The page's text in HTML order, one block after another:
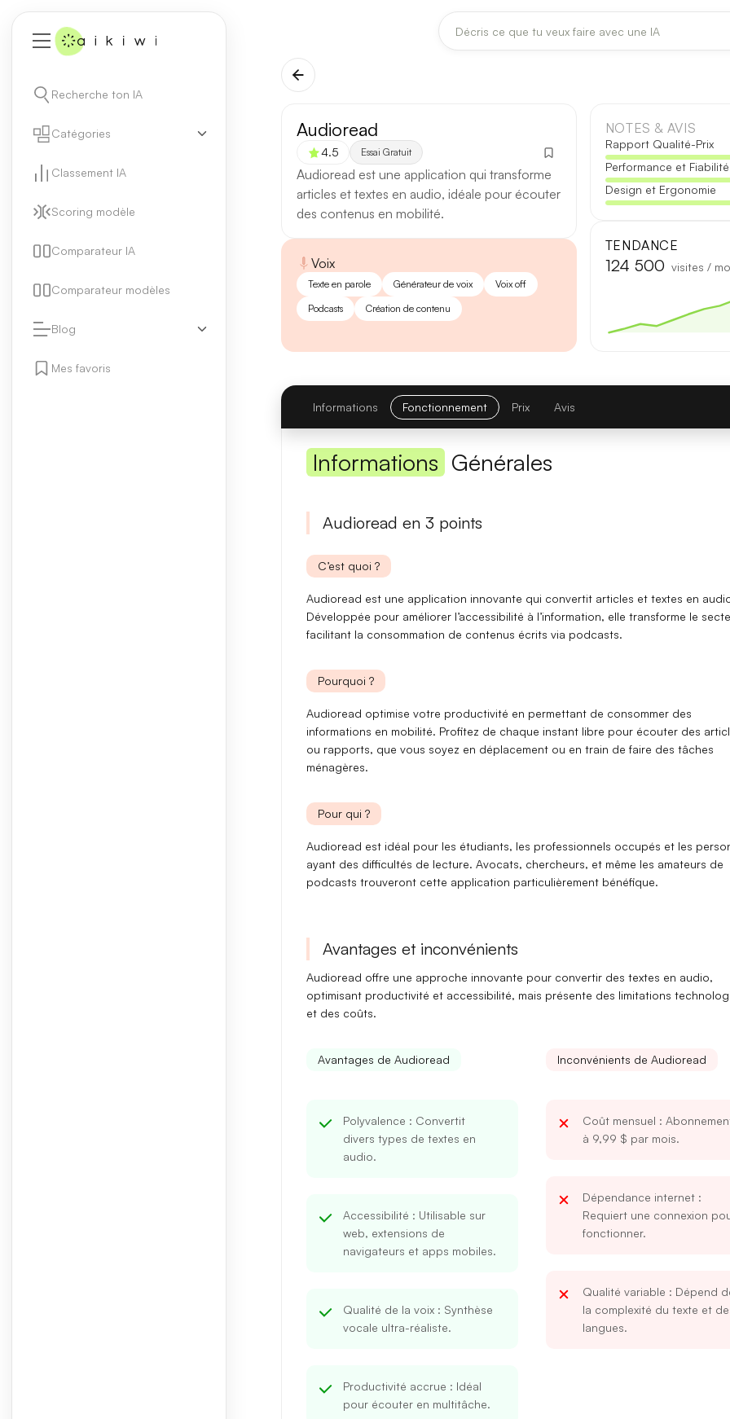
Recherche ton IA
Catégories
Classement IA
Scoring modèle
Comparateur IA
Comparateur modèles
Blog
Mes favoris
[TEST] Claude Opus 4.8 : ce qui change
5 août 2026
Anthropic met à jour Claude Opus le 2 août 2026. Cette
fiabilité des réponses longues et la vitesse de première réponse.
Ce qui change
Contexte étendu
— les documents longs sont traités d’un
— moins de pertes de fil sur les textes de
Comparatif avec la version précédente
Opus 4.6→Opus 4.8
Note globale
Latence 1re réponse
Lire l'article complet
Audioread
4.5 Essai Gratuit
Audioread est une application qui transforme
articles et textes en audio, idéale pour écouter
des contenus en mobilité.
Voix
Texte en parole Générateur de voix
Voix off
Podcasts
Création de contenu
NOTES & AVIS
Rapport Qualité-Prix
Performance et Fiabilité
Design et Ergonomie
TENDANCE
124 500 visites /
Informations Fonctionnement Prix Avis
Informations Générales
Audioread en 3 points
C’est quoi ?
Audioread est une application innovante qui convertit articles et textes en
Développée pour améliorer l’accessibilité à l’information, elle transforme le
facilitant la consommation de contenus écrits via podcasts.
Pourquoi ?
Audioread optimise votre productivité en permettant de consommer des
informations en mobilité. Profitez de chaque instant libre pour écouter des
ou rapports, que vous soyez en déplacement ou en train de faire des tâches
ménagères.
Pour qui ?
Audioread est idéal pour les étudiants, les professionnels occupés et les
ayant des difficultés de lecture. Avocats, chercheurs, et même les amateurs de
podcasts trouveront cette application particulièrement bénéfique.
Avantages et inconvénients
Audioread offre une approche innovante pour convertir des textes en audio,
optimisant productivité et accessibilité, mais présente des limitations
et des coûts.
Avantages de Audioread
Polyvalence : Convertit
divers types de textes en
audio.
Accessibilité : Utilisable sur
web, extensions de
navigateurs et apps mobiles.
Qualité de la voix: Synthèse
vocale ultra-réaliste.
Productivité accrue : Idéal
pour écouter en multitâche.
Inconvénients de Audioread
Coût mensuel :
à 9,99 $ par mois.
Dépendance internet:
Requiert une connexion
fonctionner.
Qualité variable : Dépend
la complexité du texte et
langues.